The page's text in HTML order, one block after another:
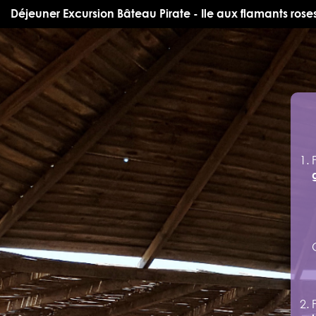
Déjeuner Excursion Bâteau Pirate - Ile aux flamants